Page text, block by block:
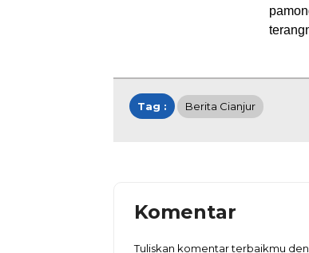
Tag : Berita Cianjur
Komentar
Tuliskan komentar terbaikmu